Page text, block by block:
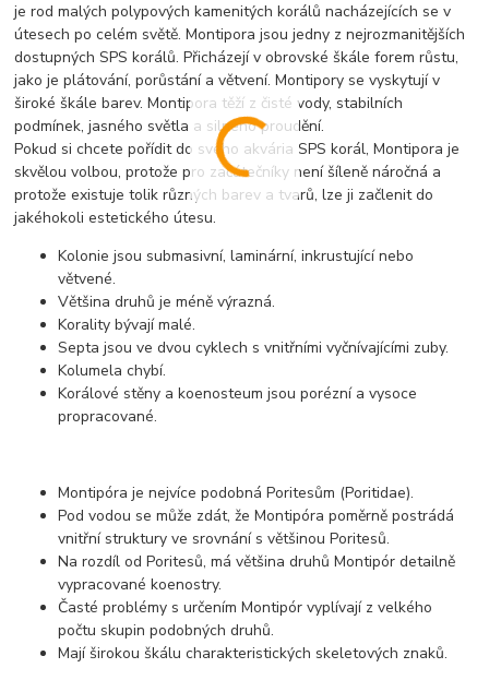
je rod malých polypových kamenitých korálů nacházejících se v
útesech po celém světě. Montipora jsou jedny z nejrozmanitějších
dostupných SPS korálů. Přicházejí v obrovské škále forem růstu,
jako je plátování, porůstání a větvení. Montipory se vyskytují v
široké škále barev. Montipora těží z čisté vody, stabilních
podmínek, jasného světla a silného proudění.
Pokud si chcete pořídit do svého akvária SPS korál, Montipora je
skvělou volbou, protože pro začátečníky není šíleně náročná a
protože existuje tolik různých barev a tvarů, lze ji začlenit do
jakéhokoli estetického útesu.
Kolonie jsou submasivní, laminární, inkrustující nebo
větvené.
Většina druhů je méně výrazná.
Korality bývají malé.
Septa jsou ve dvou cyklech s vnitřními vyčnívajícími zuby.
Kolumela chybí.
Korálové stěny a koenosteum jsou porézní a vysoce
propracované.
Montipóra je nejvíce podobná Poritesům (Poritidae).
Pod vodou se může zdát, že Montipóra poměrně postrádá
vnitřní struktury ve srovnání s většinou Poritesů.
Na rozdíl od Poritesů, má většina druhů Montipór detailně
vypracované koenostry.
Časté problémy s určením Montipór vyplívají z velkého
počtu skupin podobných druhů.
Mají širokou škálu charakteristických skeletových znaků.